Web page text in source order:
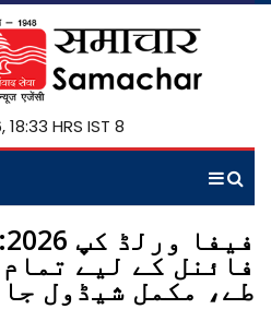
8 Aug 2026, 18:33 HRS IST
فائنل کے لیے
طے، مکمل شیڈول